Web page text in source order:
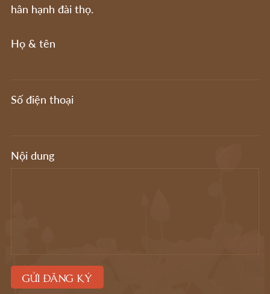
hân hạnh đài thọ.
Họ & tên
Số điện thoại
Nội dung